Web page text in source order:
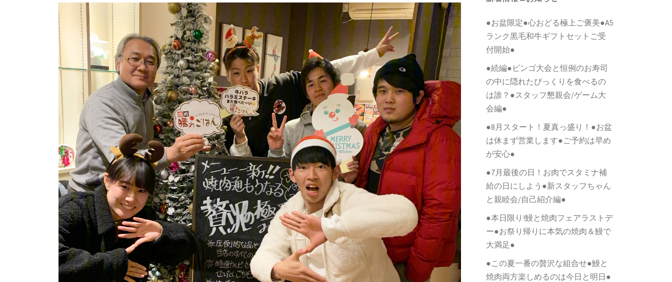
●お盆限定●心おどる極上ご褒美●A5
ランク黒毛和牛ギフトセットご受
付開始●
●続編●ビンゴ大会と恒例のお寿司
の中に隠れたびっくりを食べるの
は誰？●スタッフ懇親会/ゲーム大
会編●
●8月スタート！夏真っ盛り！●お盆
は休まず営業します●ご予約は早め
が安心●
●7月最後の日！お肉でスタミナ補
給の日にしよう●新スタッフちゃん
と親睦会/自己紹介編●
●本日限り!鰻と焼肉フェアラストデ
ー●お祭り帰りに本気の焼肉＆鰻で
大満足●
●この夏一番の贅沢な組合せ●鰻と
焼肉両方楽しめるのは今日と明日●